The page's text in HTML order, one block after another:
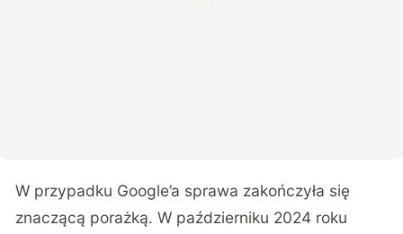
W przypadku Google’a sprawa zakończyła się
znaczącą porażką. W październiku 2024 roku